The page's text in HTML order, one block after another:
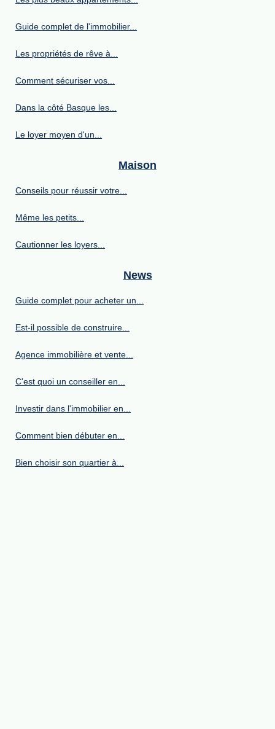
Guide complet de l'immobilier...
Les propriétés de rêve à...
Comment sécuriser vos...
Dans la côté Basque les...
Le loyer moyen d'un...
Maison
Conseils pour réussir votre...
Même les petits...
Cautionner les loyers...
News
Guide complet pour acheter un...
Est-il possible de construire...
Agence immobilière et vente...
C'est quoi un conseiller en...
Investir dans l'immobilier en...
Comment bien débuter en...
Bien choisir son quartier à...